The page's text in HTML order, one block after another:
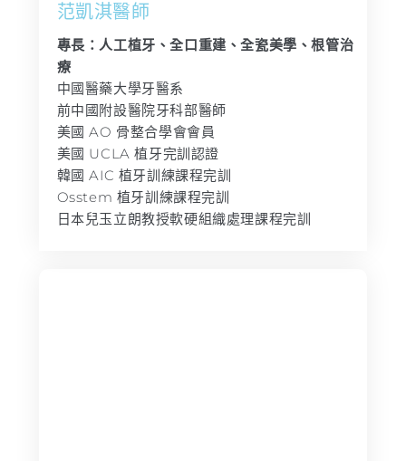
范凱淇醫師
專長：人工植牙、全口重建、全瓷美學、根管治
療
中國醫藥大學牙醫系
前中國附設醫院牙科部醫師
美國 AO 骨整合學會會員
美國 UCLA 植牙完訓認證
韓國 AIC 植牙訓練課程完訓
Osstem 植牙訓練課程完訓
日本兒玉立朗教授軟硬組織處理課程完訓